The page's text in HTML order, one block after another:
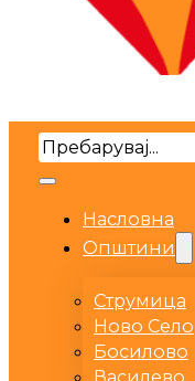
Search
Насловна
Општини
Струмица
Ново Село
Босилово
Василево